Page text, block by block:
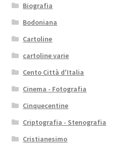
Biografia
Bodoniana
Cartoline
cartoline varie
Cento Città d'Italia
Cinema - Fotografia
Cinquecentine
Criptografia - Stenografia
Cristianesimo